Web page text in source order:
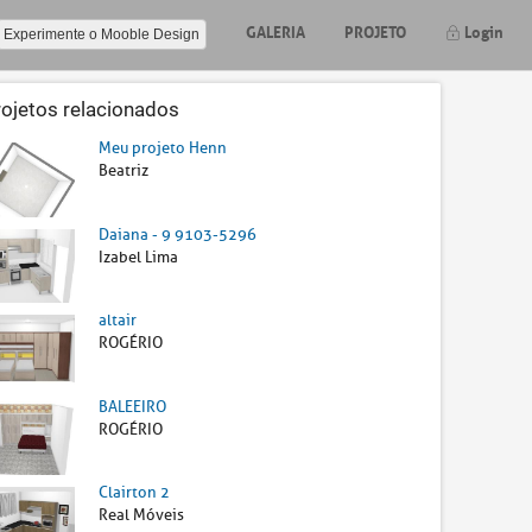
Experimente o Mooble Design GALERIA PROJETO Login
relacionados
Meu projeto Henn
Beatriz
Daiana - 9 9103-5296
Izabel Lima
altair
ROGÉRIO
BALEEIRO
ROGÉRIO
Clairton 2
Real Móveis